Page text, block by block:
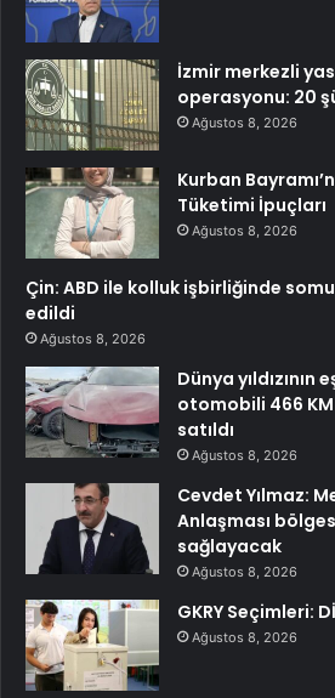
İzmir merkezli
operasyonu: 20
Ağustos 8, 2026
Kurban
Tüketimi İpuçları
Ağustos 8, 2026
Çin: ABD ile kolluk işbirliğinde
edildi
Ağustos 8, 2026
Dünya yıldızının
otomobili 466
satıldı
Ağustos 8, 2026
Cevdet Yılmaz:
Anlaşması
sağlayacak
Ağustos 8, 2026
GKRY Seçimleri:
Ağustos 8, 2026